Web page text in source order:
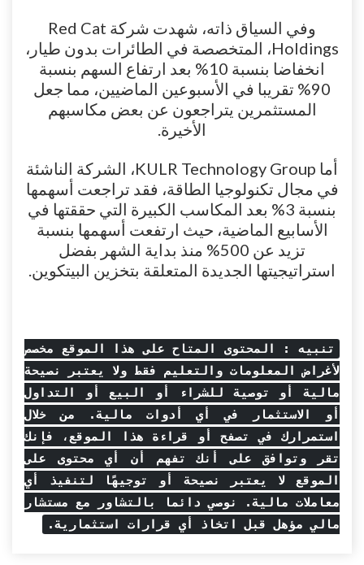
وفي السياق ذاته، شهدت شركة Red Cat
Holdings، المتخصصة في الطائرات بدون طيار،
انخفاضا بنسبة 10% بعد ارتفاع السهم بنسبة
90% تقريبا في الأسبوعين الماضيين، مما جعل
المستثمرين يتراجعون عن بعض مكاسبهم
الأخيرة.
أما KULR Technology Group، الشركة الناشئة
في مجال تكنولوجيا الطاقة، فقد تراجعت أسهمها
بنسبة 3% بعد المكاسب الكبيرة التي حققتها في
الأسابيع الماضية، حيث ارتفعت أسهمها بنسبة
تزيد عن 500% منذ بداية الشهر بفضل
استراتيجيتها الجديدة المتعلقة بتخزين البيتكوين.
تنبيه : المحتوى المتاح على هذا الموقع مخصص
لأغراض المعلومات والتعليم فقط ولا يعتبر نصيحة
مالية أو توصية للشراء أو البيع أو التداول
أو الاستثمار في أي أدوات مالية. من خلال
استمرارك في تصفح أو قراءة هذا الموقع، فإنك
تقر وتوافق على أنك تفهم أن أي محتوى على
الموقع لا يعتبر نصيحة أو توجيهًا لتنفيذ أي
معاملات مالية. نوصي دائما بالتشاور مع مستشار
مالي مؤهل قبل اتخاذ أي قرارات استثمارية.